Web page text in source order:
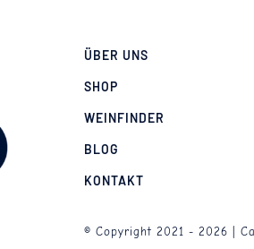
ÜBER UNS
SHOP
WEINFINDER
BLOG
KONTAKT
© Copyright 2021 - 2026 |